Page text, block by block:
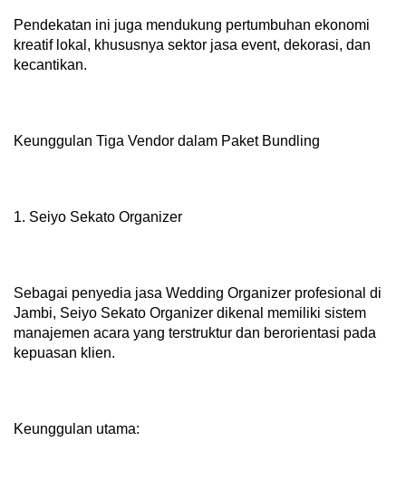
Pendekatan ini juga mendukung pertumbuhan ekonomi
kreatif lokal, khususnya sektor jasa event, dekorasi, dan
kecantikan.
Keunggulan Tiga Vendor dalam Paket Bundling
1. Seiyo Sekato Organizer
Sebagai penyedia jasa Wedding Organizer profesional di
Jambi, Seiyo Sekato Organizer dikenal memiliki sistem
manajemen acara yang terstruktur dan berorientasi pada
kepuasan klien.
Keunggulan utama: